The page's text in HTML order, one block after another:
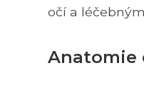
očí a
Anatomie